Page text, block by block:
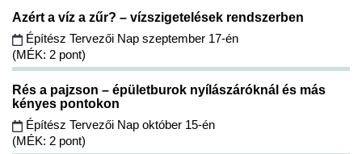
Azért a víz a zűr? – vízszigetelések rendszerben
Építész Tervezői Nap szeptember 17-én
(MÉK: 2 pont)
Rés a pajzson – épületburok nyílászáróknál és más
kényes pontokon
Építész Tervezői Nap október 15-én
(MÉK: 2 pont)